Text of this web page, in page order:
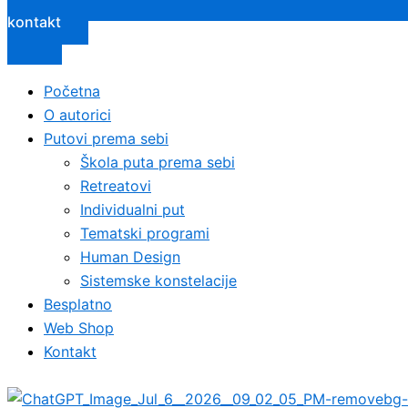
kontakt
Početna
O autorici
Putovi prema sebi
Škola puta prema sebi
Retreatovi
Individualni put
Tematski programi
Human Design
Sistemske konstelacije
Besplatno
Web Shop
Kontakt